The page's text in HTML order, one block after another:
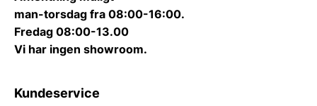
man-torsdag fra 08:00-16:00.
Fredag 08:00-13.00
Vi har ingen showroom.
Kundeservice